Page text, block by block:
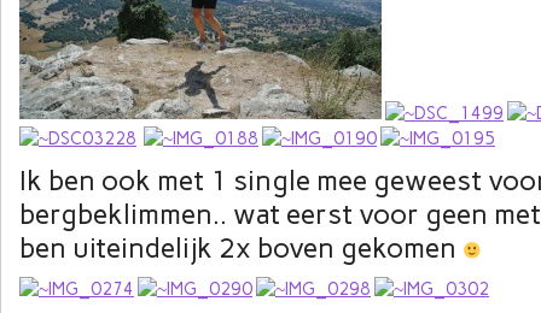
Ik ben ook met 1 single mee geweest
bergbeklimmen.. wat eerst voor geen
ben uiteindelijk 2x boven gekomen